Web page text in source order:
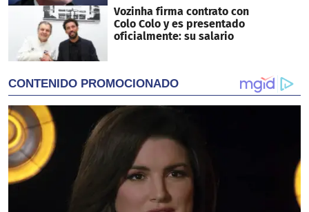
Vozinha firma contrato con
Colo Colo y es presentado
oficialmente: su salario